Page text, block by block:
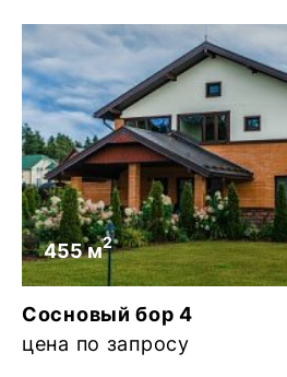
455 м2
Сосновый бор 4
цена по запросу